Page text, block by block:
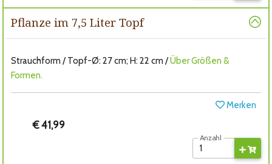
Pflanze im 7,5 Liter Topf
Strauchform / Topf-Ø: 27 cm; H: 22 cm /Über Größen &
Formen.
Merken
€ 41,99
Anzahl